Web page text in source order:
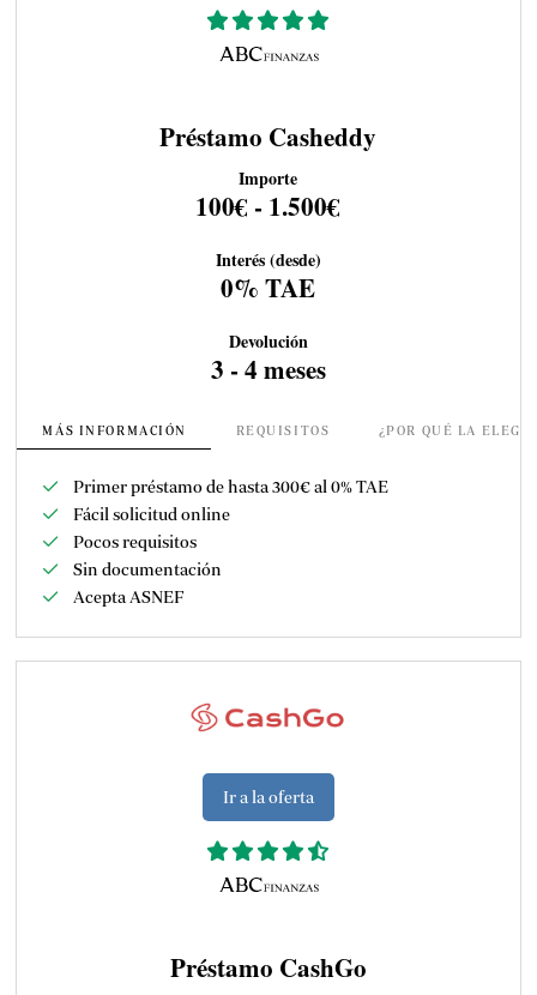
Préstamo Casheddy
Importe
100€ - 1.500€
Interés (desde)
0% TAE
Devolución
3 - 4 meses
MÁS INFORMACIÓN REQUISITOS ¿POR QUÉ LA
Primer préstamo de hasta 300€ al 0% TAE
Fácil solicitud online
Pocos requisitos
Sin documentación
Acepta ASNEF
Ir a la oferta
Préstamo CashGo